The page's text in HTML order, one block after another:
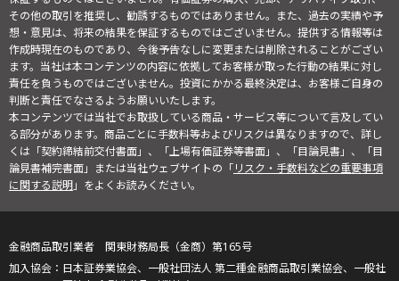
その他の取引を推奨し、勧誘するものではありません。また、過去の実績や予
想・意見は、将来の結果を保証するものではございません。提供する情報等は
作成時現在のものであり、今後予告なしに変更または削除されることがござい
ます。当社は本コンテンツの内容に依拠してお客様が取った行動の結果に対し
責任を負うものではございません。投資にかかる最終決定は、お客様ご自身の
判断と責任でなさるようお願いいたします。
本コンテンツでは当社でお取扱している商品・サービス等について言及してい
る部分があります。商品ごとに手数料等およびリスクは異なりますので、詳し
くは「契約締結前交付書面」、「上場有価証券等書面」、「目論見書」、「目
論見書補完書面」または当社ウェブサイトの「リスク・手数料などの重要事項
に関する説明」をよくお読みください。
金融商品取引業者 関東財務局長（金商）第165号
日本証券業協会、一般社団法人 第二種金融商品取引業協会、一般社